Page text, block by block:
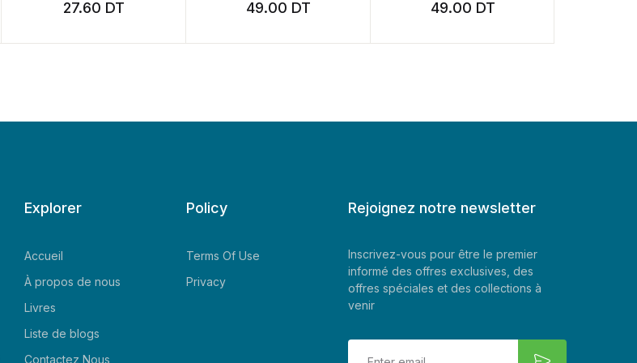
27.60 DT 49.00 DT 49.00 DT
Explorer
Accueil
À propos de nous
Livres
Liste de blogs
Contactez Nous
Policy
Terms Of Use
Privacy
Rejoignez notre newsletter
Inscrivez-vous pour être le premier
informé des offres exclusives, des
offres spéciales et des collections à
venir